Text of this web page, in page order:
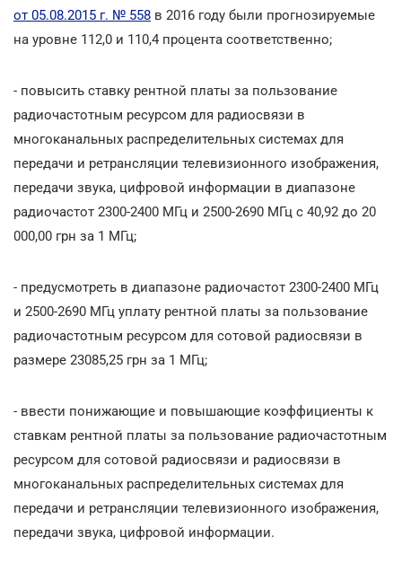
от 05.08.2015 г. № 558 в 2016 году были прогнозируемые
на уровне 112,0 и 110,4 процента соответственно;
- повысить ставку рентной платы за пользование
радиочастотным ресурсом для радиосвязи в
многоканальных распределительных системах для
передачи и ретрансляции телевизионного изображения,
передачи звука, цифровой информации в диапазоне
радиочастот 2300-2400 МГц и 2500-2690 МГц с 40,92 до 20
000,00 грн за 1 МГц;
- предусмотреть в диапазоне радиочастот 2300-2400 МГц
и 2500-2690 МГц уплату рентной платы за пользование
радиочастотным ресурсом для сотовой радиосвязи в
размере 23085,25 грн за 1 МГц;
- ввести понижающие и повышающие коэффициенты к
ставкам рентной платы за пользование радиочастотным
ресурсом для сотовой радиосвязи и радиосвязи в
многоканальных распределительных системах для
передачи и ретрансляции телевизионного изображения,
передачи звука, цифровой информации.